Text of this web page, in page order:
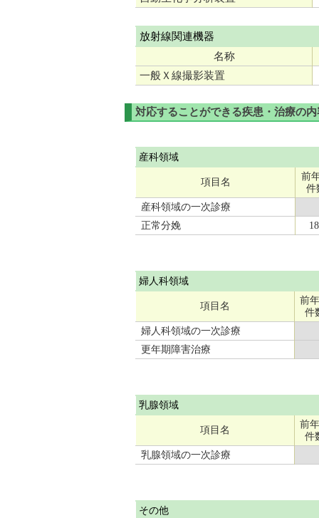
放射線関連機器
名称
一般Ｘ線撮影装置
対応することができる疾患・治療の内
産科領域
項目名
前
件
産科領域の一次診療
正常分娩
婦人科領域
項目名
前
件
婦人科領域の一次診療
更年期障害治療
乳腺領域
項目名
前
件
乳腺領域の一次診療
その他